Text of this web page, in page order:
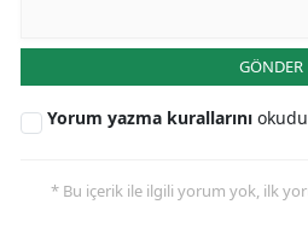
GÖNDER
Yorum yazma kurallarını
* Bu içerik ile ilgili yorum yok, ilk